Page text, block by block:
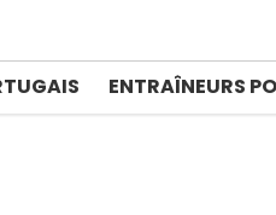
ENTRAÎNEURS